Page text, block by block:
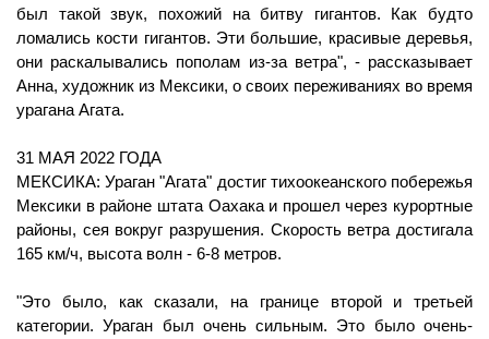
был такой звук, похожий на битву гигантов. Как будто
ломались кости гигантов. Эти большие, красивые деревья,
они раскалывались пополам из-за ветра", - рассказывает
Анна, художник из Мексики, о своих переживаниях во время
урагана Агата.
31 МАЯ 2022 ГОДА
МЕКСИКА: Ураган "Агата" достиг тихоокеанского побережья
Мексики в районе штата Оахака и прошел через курортные
районы, сея вокруг разрушения. Скорость ветра достигала
165 км/ч, высота волн - 6-8 метров.
"Это было, как сказали, на границе второй и третьей
категории. Ураган был очень сильным. Это было очень-